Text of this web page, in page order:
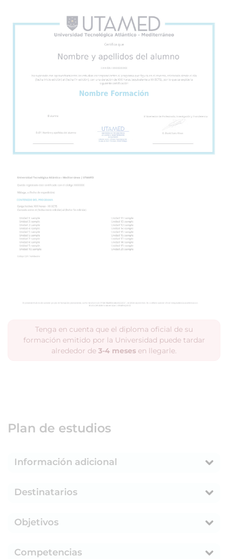
Tenga en cuenta que el diploma oficial de su
formación emitido por la Universidad puede tardar
alrededor de 3-4 meses en llegarle.
Plan de estudios
Información adicional
Destinatarios
Objetivos
Competencias